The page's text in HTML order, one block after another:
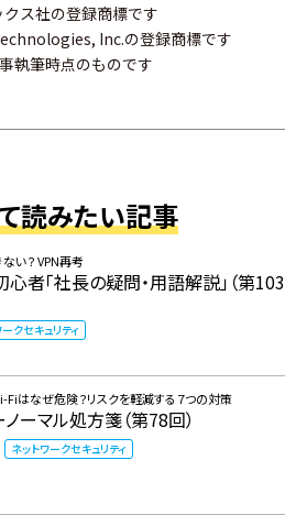
ス社の登録商標です
Inc.の登録商標です
執筆時点のものです
読みたい記事
い？ VPN再考
者「社長の疑問・用語解説」（第103
クセキュリティ
Fiはなぜ危険？リスクを軽減する７つの対策
ーマル処方箋（第78回）
ネットワークセキュリティ